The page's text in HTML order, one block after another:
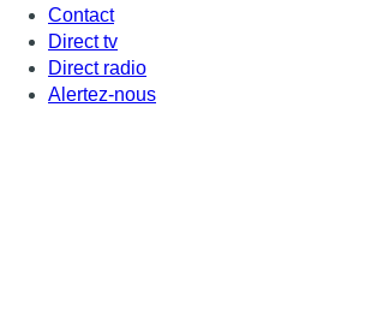
Contact
Direct tv
Direct radio
Alertez-nous